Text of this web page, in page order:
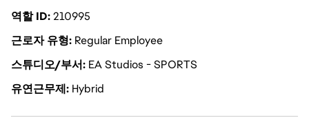
역할 ID210995
근로자 유형 Regular Employee
스튜디오/부서 EA Studios - SPORTS
유연근무제 Hybrid